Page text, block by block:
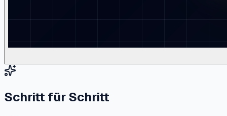
Schritt für Schritt